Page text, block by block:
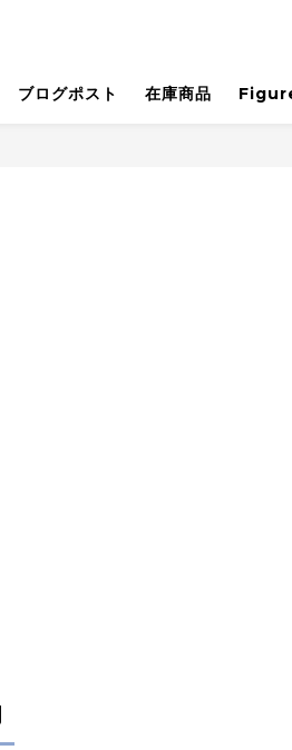
ブログポスト 在庫商品